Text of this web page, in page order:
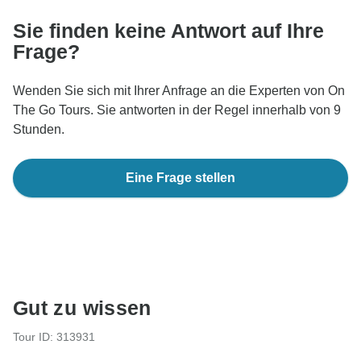
Sie finden keine Antwort auf Ihre
Frage?
Wenden Sie sich mit Ihrer Anfrage an die Experten von On
The Go Tours. Sie antworten in der Regel innerhalb von 9
Stunden.
Eine Frage stellen
Gut zu wissen
Tour ID: 313931